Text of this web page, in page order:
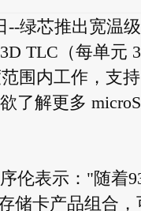
--绿芯推出宽温
TLC（每单元
围内工作，支
了解更多
伦表示："随着
储卡产品组合